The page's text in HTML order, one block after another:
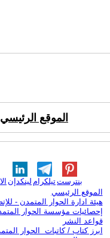
الموقع الرئيسي
لينكدإن تيلكرامبنترست
الموقع الرئيسي
هيئة ادارة الحوار المتمدن -
إحصائيات مؤسسة الحوار
قواعد النشر
ابرز كتاب / كاتبات الحوار